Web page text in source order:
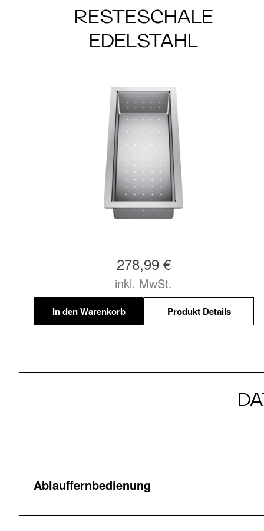
RESTESCHALE
EDELSTAHL
278,99 €
inkl. MwSt.
In den Warenkorb Produkt Details
Ablauffernbedienung